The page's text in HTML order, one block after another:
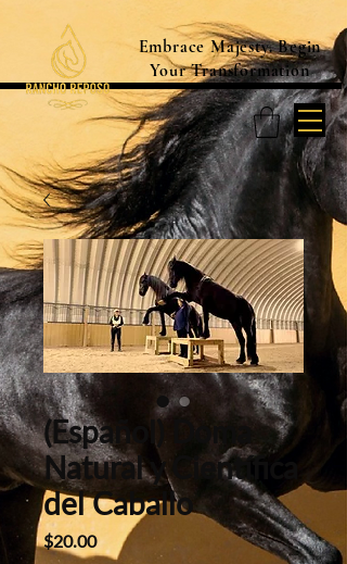
Embrace Majesty. Begin
Your Transformation
(Español) Doma
Natural y Científica
del Caballo
$20.00Price